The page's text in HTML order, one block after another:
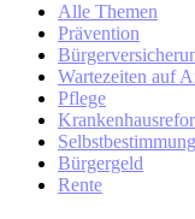
Alle Themen
Prävention
Wartezeiten auf
Pflege
Bürgergeld
Rente